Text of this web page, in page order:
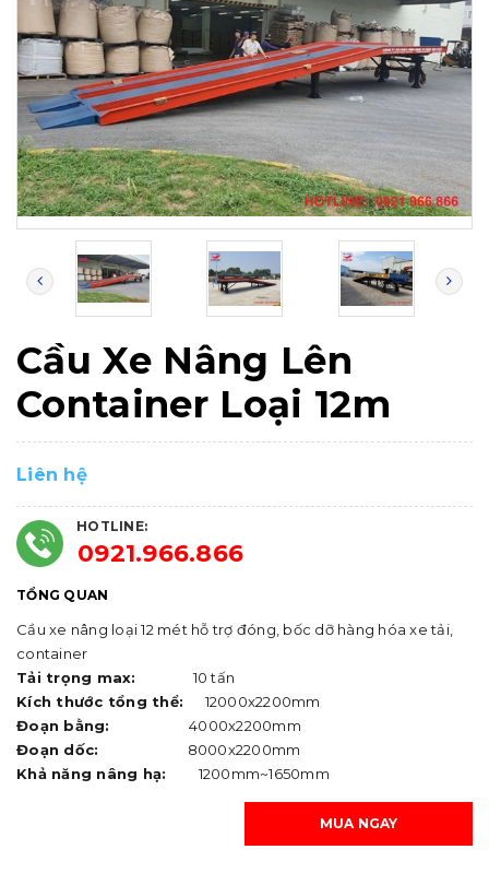
Cầu Xe Nâng Lên
Container Loại 12m
Liên hệ
HOTLINE:
0921.966.866
TỔNG QUAN
Cầu xe nâng loại 12 mét hỗ trợ đóng, bốc dỡ hàng hóa xe tải,
container
Tải trọng max: 10 tấn
Kích thước tổng thể: 12000x2200mm
Đoạn bằng:
4000x2200mm
Đoạn dốc: 8000x2200mm
Khả năng nâng hạ: 1200mm~1650mm
MUA NGAY